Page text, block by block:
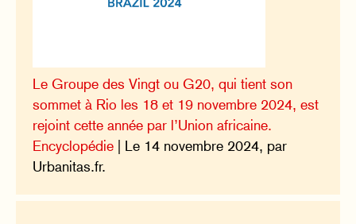
Le Groupe des Vingt ou G20, qui tient son
sommet à Rio les 18 et 19 novembre 2024, est
rejoint cette année par l’Union africaine.
Encyclopédie | Le 14 novembre 2024, par
Urbanitas.fr.